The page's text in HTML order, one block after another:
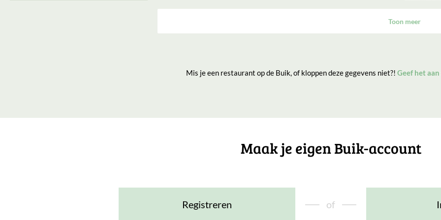
Toon meer
Mis je een restaurant op de Buik, of kloppen deze gegevens niet?! Geef het
Maak je eigen Buik-account
Registreren of